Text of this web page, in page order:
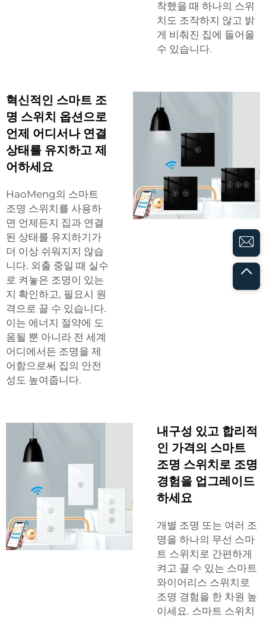
착했을 때 하나의 스위
치도 조작하지 않고 밝
게 비춰진 집에 들어올
수 있습니다.
혁신적인 스마트 조
명 스위치 옵션으로
언제 어디서나 연결
상태를 유지하고 제
어하세요
HaoMeng의 스마트
조명 스위치를 사용하
면 언제든지 집과 연결
된 상태를 유지하기가
더 이상 쉬워지지 않습
니다. 외출 중일 때 실수
로 켜놓은 조명이 있는
지 확인하고, 필요시 원
격으로 끌 수 있습니다.
이는 에너지 절약에 도
움될 뿐 아니라 전 세계
어디에서든 조명을 제
어함으로써 집의 안전
성도 높여줍니다.
내구성 있고 합리적
인 가격의 스마트
조명 스위치로 조명
경험을 업그레이드
하세요
개별 조명 또는 여러 조
명을 하나의 무선 스마
트 스위치로 간편하게
켜고 끌 수 있는 스마트
와이어리스 스위치로
조명 경험을 한 차원 높
이세요. 스마트 스위치